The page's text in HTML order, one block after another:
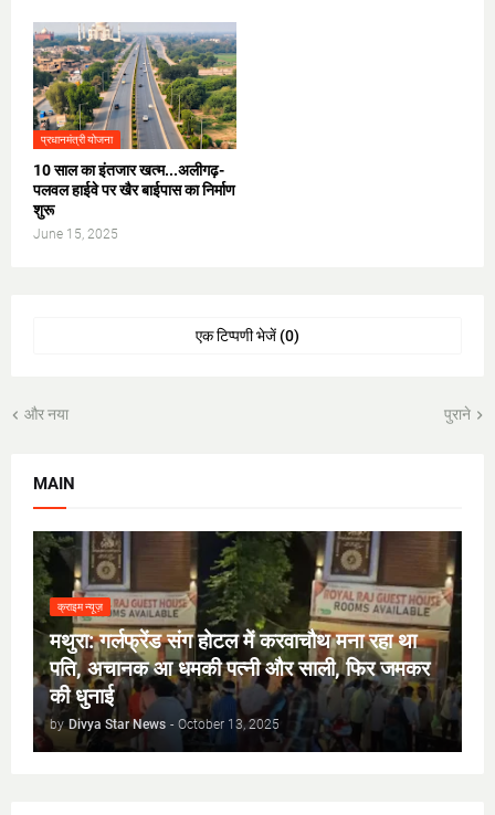
प्रधानमंत्री योजना
10 साल का इंतजार खत्म...अलीगढ़-
पलवल हाईवे पर खैर बाईपास का निर्माण
शुरू
June 15, 2025
एक टिप्पणी भेजें (0)
और नया पुराने
MAIN
क्राइम न्यूज़
मथुरा: गर्लफ्रेंड संग होटल में करवाचौथ मना रहा था
पति, अचानक आ धमकी पत्नी और साली, फिर जमकर
की धुनाई
by Divya Star News - October 13, 2025